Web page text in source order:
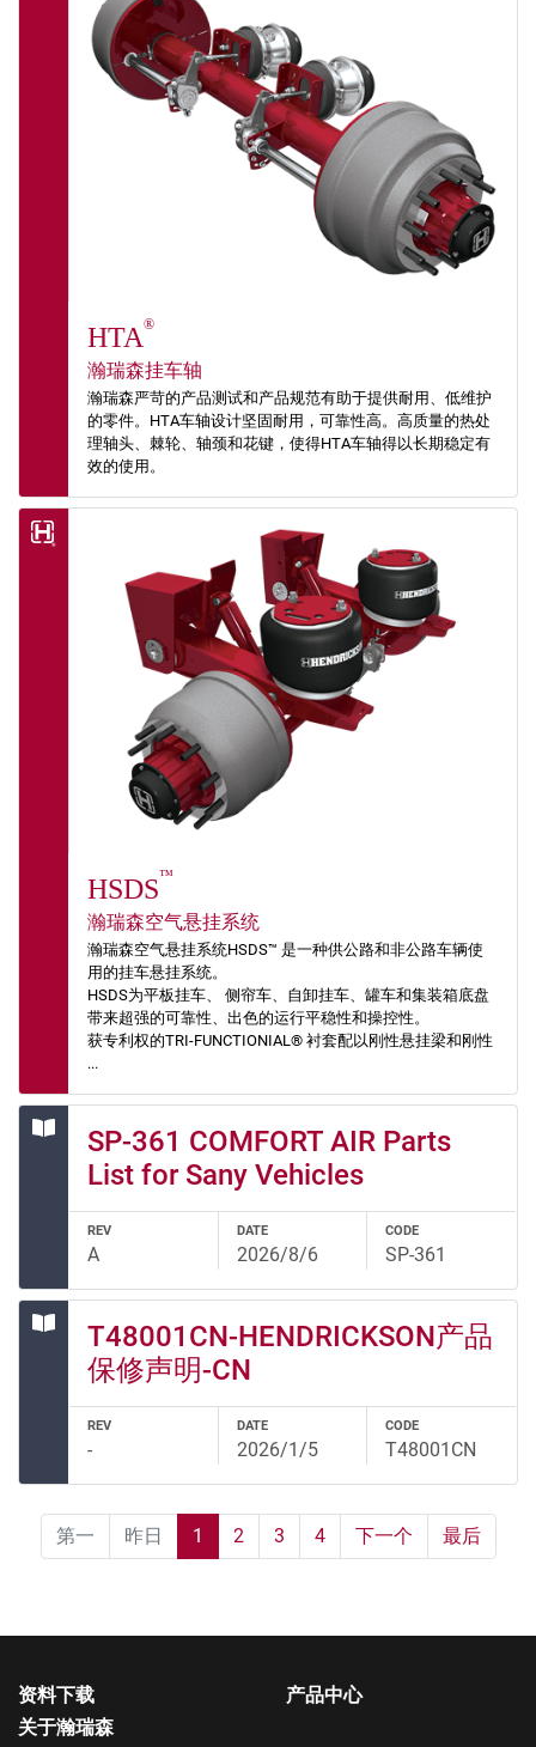
HTA®
瀚瑞森挂车轴
瀚瑞森严苛的产品测试和产品规范有助于提供耐用、低维护
的零件。HTA车轴设计坚固耐用，可靠性高。高质量的热处
理轴头、棘轮、轴颈和花键，使得HTA车轴得以长期稳定有
效的使用。
HSDS™
瀚瑞森空气悬挂系统
瀚瑞森空气悬挂系统HSDS™ 是一种供公路和非公路车辆使
用的挂车悬挂系统。
HSDS为平板挂车、 侧帘车、自卸挂车、罐车和集装箱底盘
带来超强的可靠性、出色的运行平稳性和操控性。
获专利权的TRI-FUNCTIONIAL® 衬套配以刚性悬挂梁和刚性
...
SP-361 COMFORT AIR Parts
List for Sany Vehicles
REV
A
DATE
2026/8/6
CODE
SP-361
T48001CN-HENDRICKSON产品
保修声明-CN
REV
-
DATE
2026/1/5
CODE
T48001CN
第一 昨日 1 2 3 4 下一个 最后
资料下载
关于瀚瑞森
产品中心